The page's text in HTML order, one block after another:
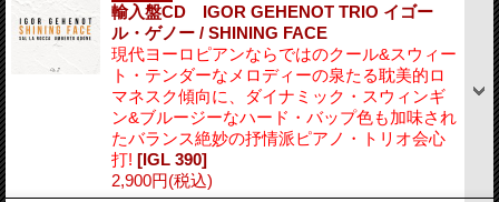
輸入盤CD IGOR GEHENOT TRIO イゴー
ル・ゲノー / SHINING FACE
現代ヨーロピアンならではのクール&スウィー
ト・テンダーなメロディーの泉たる耽美的ロ
マネスク傾向に、ダイナミック・スウィンギ
ン&ブルージーなハード・バップ色も加味され
たバランス絶妙の抒情派ピアノ・トリオ会心
打! [IGL 390]
2,900円(税込)